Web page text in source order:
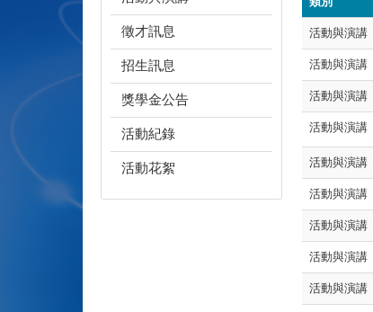
徵才訊息
招生訊息
獎學金公告
活動紀錄
活動花絮
活動與演講
活動與演講
活動與演講
活動與演講
活動與演講
活動與演講
活動與演講
活動與演講
活動與演講